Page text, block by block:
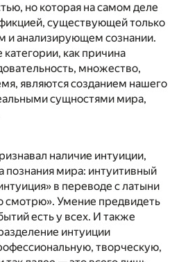
но которая на самом деле
существующей только
и анализирующем сознании.
как причина
множество,
являются созданием нашего
сущностями мира,
наличие интуиции,
познания мира: интуитивный
в переводе с латыни
смотрю». Умение предвидеть
есть у всех. И также
интуиции
творческую,